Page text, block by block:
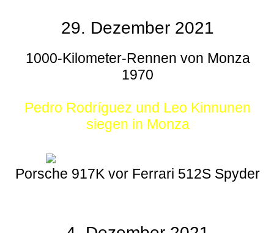
29. Dezember 2021
1000-Kilometer-Rennen von Monza
1970
Pedro Rodríguez und Leo Kinnunen
siegen in Monza
Porsche 917K vor Ferrari 512S Spyder